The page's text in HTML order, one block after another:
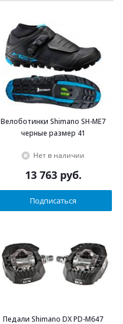
Велоботинки Shimano SH-ME7
черные размер 41
Нет в наличии
13 763руб.
Подписаться
Педали Shimano DX PD-M647